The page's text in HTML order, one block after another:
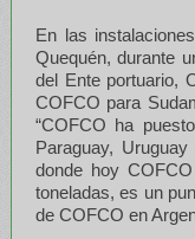
En las
Quequén, durante
del Ente portuario,
COFCO para
“COFCO ha
Paraguay,
donde hoy
toneladas, es un
de COFCO en